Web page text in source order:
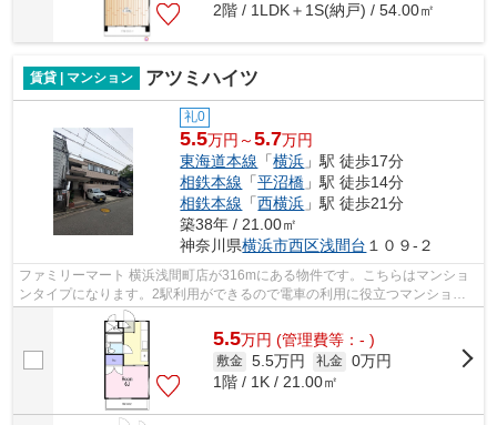
2階 / 1LDK＋1S(納戸) / 54.00㎡
賃貸 | マンション アツミハイツ
礼0
5.5万円～5.7万円
東海道本線 「横浜 」駅 徒歩17分
相鉄本線 「平沼橋 」駅 徒歩14分
相鉄本線 「西横浜 」駅 徒歩21分
築38年 / 21.00㎡
神奈川県横浜市西区浅間台 １０９-２
ファミリーマート 横浜浅間町店が316mにある物件です。こちらはマンショ
ンタイプになります。2駅利用ができるので電車の利用に役立つマンション
です。お客様の多種多様なニーズに応え...
5.5万円 (管理費等：- )
敷金 5.5万円 礼金 0万円
1階 / 1K / 21.00㎡